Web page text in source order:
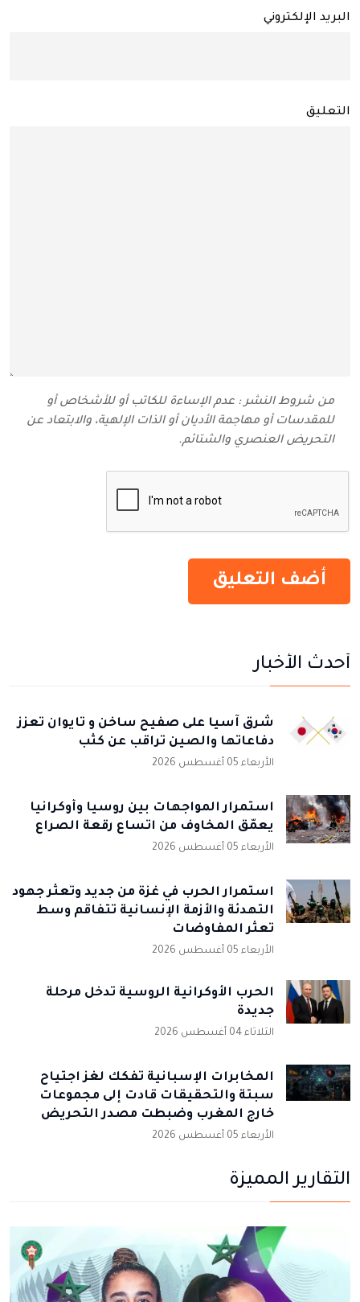
البريد الإلكتروني
التعليق
من شروط النشر : عدم الإساءة للكاتب أو للأشخاص أو
للمقدسات أو مهاجمة الأديان أو الذات الإلهية، والابتعاد عن
التحريض العنصري والشتائم‬.
أحدث الأخبار
شرق آسيا على صفيح ساخن و تايوان تعزز
دفاعاتها والصين تراقب عن كثب
الأربعاء 05 أغسطس 2026
استمرار المواجهات بين روسيا وأوكرانيا
يعمّق المخاوف من اتساع رقعة الصراع
الأربعاء 05 أغسطس 2026
استمرار الحرب في غزة من جديد وتعثر جهود
التهدئة والأزمة الإنسانية تتفاقم وسط
تعثر المفاوضات
الأربعاء 05 أغسطس 2026
الحرب الأوكرانية الروسية تدخل مرحلة
جديدة
الثلاثاء 04 أغسطس 2026
المخابرات الإسبانية تُفكك لغز اجتياح
سبتة والتحقيقات قادت إلى مجموعات
خارج المغرب وضبطت مصدر التحريض
الأربعاء 05 أغسطس 2026
التقارير المميزة